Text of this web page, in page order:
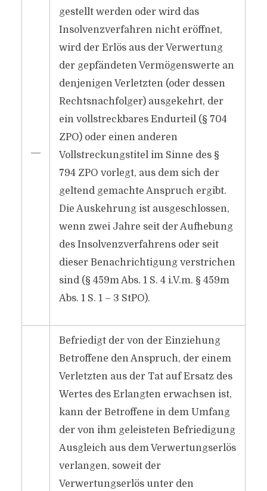
―
gestellt werden oder wird das
Insolvenzverfahren nicht eröffnet,
wird der Erlös aus der Verwertung
der gepfändeten Vermögenswerte an
denjenigen Verletzten (oder dessen
Rechtsnachfolger) ausgekehrt, der
ein vollstreckbares Endurteil (§ 704
ZPO) oder einen anderen
Vollstreckungstitel im Sinne des §
794 ZPO vorlegt, aus dem sich der
geltend gemachte Anspruch ergibt.
Die Auskehrung ist ausgeschlossen,
wenn zwei Jahre seit der Aufhebung
des Insolvenzverfahrens oder seit
dieser Benachrichtigung verstrichen
sind (§ 459m Abs. 1 S. 4 i.V.m. § 459m
Abs. 1 S. 1 – 3 StPO).
Befriedigt der von der Einziehung
Betroffene den Anspruch, der einem
Verletzten aus der Tat auf Ersatz des
Wertes des Erlangten erwachsen ist,
kann der Betroffene in dem Umfang
der von ihm geleisteten Befriedigung
Ausgleich aus dem Verwertungserlös
verlangen, soweit der
Verwertungserlös unter den